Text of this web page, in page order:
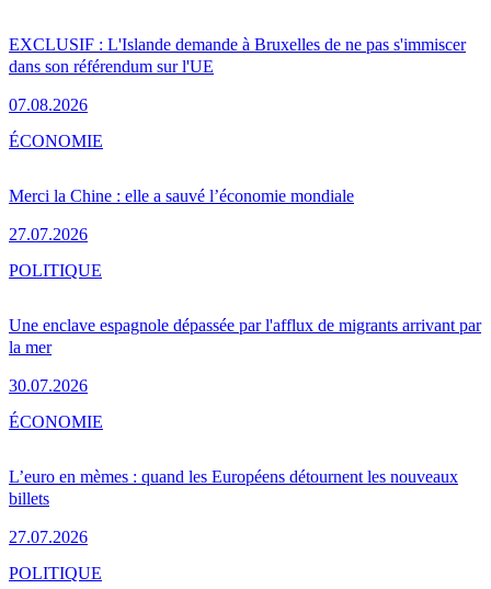
EXCLUSIF : L'Islande demande à Bruxelles de ne pas s'immiscer
dans son référendum sur l'UE
07.08.2026
Merci la Chine : elle a sauvé l’économie mondiale
27.07.2026
ÉCONOMIE
Une enclave espagnole dépassée par l'afflux de migrants arrivant par
la mer
30.07.2026
POLITIQUE
L’euro en mèmes : quand les Européens détournent les nouveaux
billets
27.07.2026
ÉCONOMIE
POLITIQUE